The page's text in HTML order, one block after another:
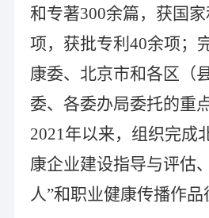
和专著300余篇，获国
项，获批专利 40余项；
康委、北京市和各区（
委、各委办局委托的重
2021年以来，组织完成
康企业建设指导与评估
人”和职业健康传播作品